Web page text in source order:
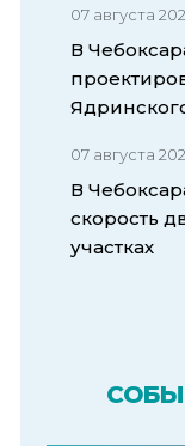
07 августа
В
07 августа
В
скорость
участках